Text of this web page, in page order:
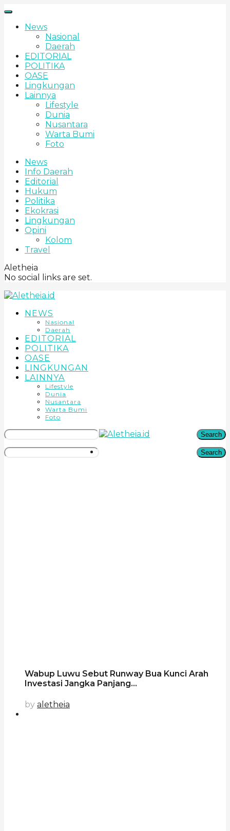
News
Nasional
Daerah
EDITORIAL
POLITIKA
OASE
Lingkungan
Lainnya
Lifestyle
Dunia
Nusantara
Warta Bumi
Foto
News
Info Daerah
Editorial
Hukum
Politika
Ekokrasi
Lingkungan
Opini
Kolom
Travel
Aletheia
No social links are set.
NEWS
Nasional
Daerah
EDITORIAL
POLITIKA
OASE
LINGKUNGAN
LAINNYA
Lifestyle
Dunia
Nusantara
Warta Bumi
Foto
Search
Search
Wabup Luwu Sebut Runway Bua Kunci Arah
Investasi Jangka Panjang...
by aletheia